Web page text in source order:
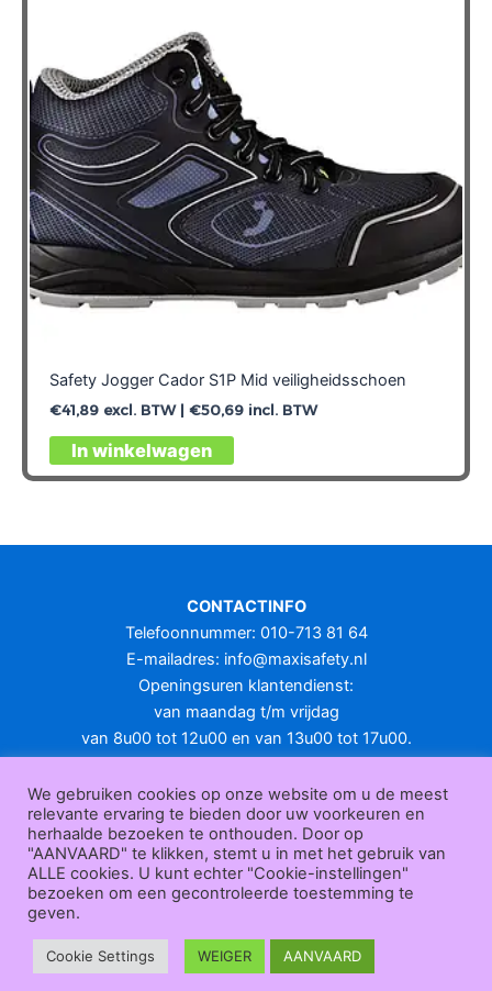
Safety Jogger Cador S1P Mid veiligheidsschoen
€41,89excl. BTW | €50,69incl. BTW
In winkelwagen
Dit
product
variaties.
optie
gekozen
worden
op
productpagina
CONTACTINFO
Telefoonnummer: 010-713 81 64
E-mailadres: info@maxisafety.nl
Openingsuren klantendienst:
van maandag t/m vrijdag
van 8u00 tot 12u00 en van 13u00 tot 17u00.
KLANTENSERVICE
Over
ons|Bedrijfsgegevens| F.A.Q.|Bestelprocedure | Betaling
ending | Retourneren|Herroepingsrecht|Herroepingsfunctie
ederverkoop|Bedrukken|Contact
Algemene voorwaarden
Maxisafety.nl © 2026
We gebruiken cookies op onze website om u de meest
relevante ervaring te bieden door uw voorkeuren en
herhaalde bezoeken te onthouden. Door op
"AANVAARD" te klikken, stemt u in met het gebruik van
ALLE cookies. U kunt echter "Cookie-instellingen"
bezoeken om een gecontroleerde toestemming te
geven.
Cookie Settings WEIGER AANVAARD